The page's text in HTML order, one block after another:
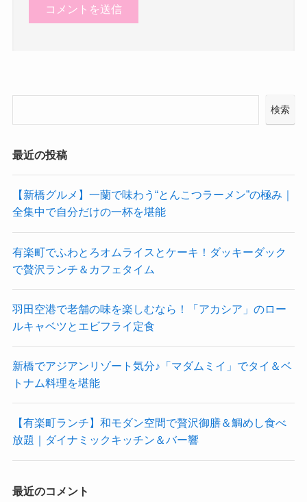
検索
最近の投稿
【新橋グルメ】一蘭で味わう“とんこつラーメン”の極み｜
全集中で自分だけの一杯を堪能
有楽町でふわとろオムライスとケーキ！ダッキーダック
で贅沢ランチ＆カフェタイム
羽田空港で老舗の味を楽しむなら！「アカシア」のロー
ルキャベツとエビフライ定食
新橋でアジアンリゾート気分♪「マダムミイ」でタイ＆ベ
トナム料理を堪能
【有楽町ランチ】和モダン空間で贅沢御膳＆鯛めし食べ
放題｜ダイナミックキッチン＆バー響
最近のコメント